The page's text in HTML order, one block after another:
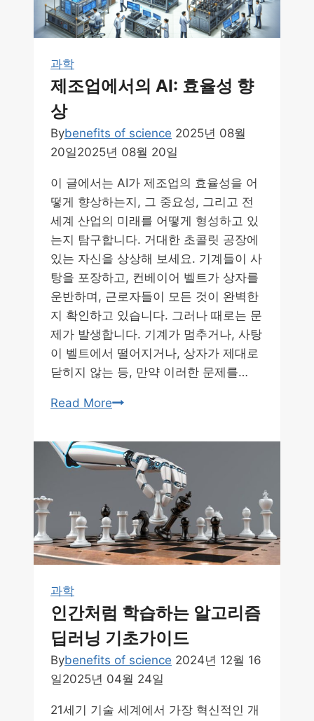
진
화
과학
제조업에서의 AI: 효율성 향
상
Bybenefits of science 2025년 08월
20일2025년 08월 20일
이 글에서는 AI가 제조업의 효율성을 어
떻게 향상하는지, 그 중요성, 그리고 전
세계 산업의 미래를 어떻게 형성하고 있
는지 탐구합니다. 거대한 초콜릿 공장에
있는 자신을 상상해 보세요. 기계들이 사
탕을 포장하고, 컨베이어 벨트가 상자를
운반하며, 근로자들이 모든 것이 완벽한
지 확인하고 있습니다. 그러나 때로는 문
제가 발생합니다. 기계가 멈추거나, 사탕
이 벨트에서 떨어지거나, 상자가 제대로
닫히지 않는 등, 만약 이러한 문제를…
Read More제
업
에
AI:
효
율
상
과학
인간처럼 학습하는 알고리즘
딥러닝 기초가이드
Bybenefits of science 2024년 12월 16
일2025년 04월 24일
21세기 기술 세계에서 가장 혁신적인 개